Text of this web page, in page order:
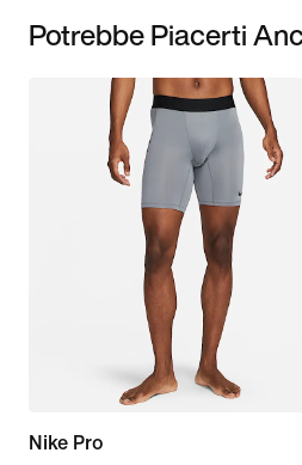
Potrebbe Piacerti
Nike Pro